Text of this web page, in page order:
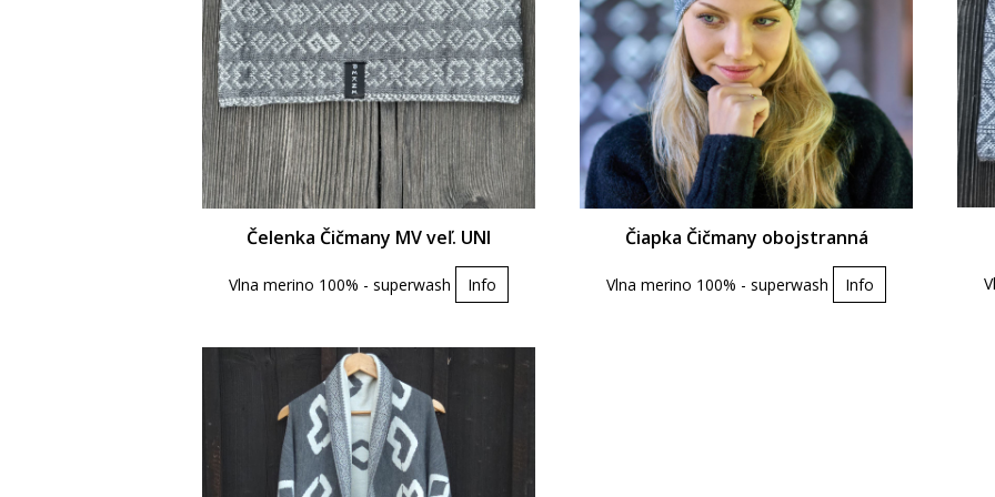
Čelenka Čičmany MV veľ. UNI
Vlna merino 100% - superwash Info
Čiapka Čičmany obojstranná
Vlna merino 100% - superwash Info